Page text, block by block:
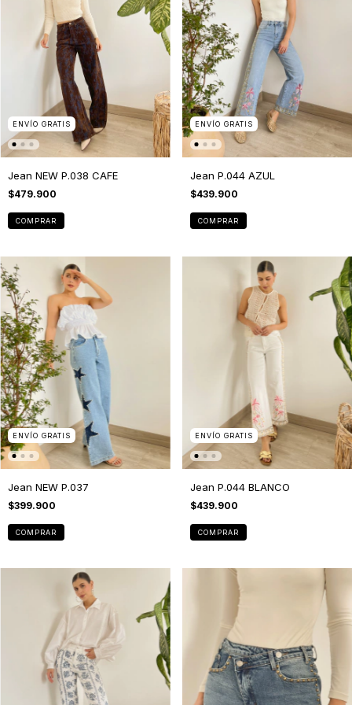
ENVÍO GRATIS
Jean NEW P.038 CAFE
$479.900
COMPRAR
ENVÍO GRATIS
Jean P.044 AZUL
$439.900
COMPRAR
ENVÍO GRATIS
Jean NEW P.037
$399.900
COMPRAR
ENVÍO GRATIS
Jean P.044 BLANCO
$439.900
COMPRAR